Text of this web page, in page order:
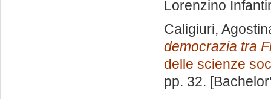
Lorenzino
Caligiuri,
democrazia tra
delle scienze
pp. 32.